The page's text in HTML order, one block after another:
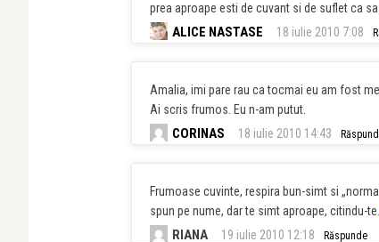
prea aproape esti de cuvant si de suflet ca
ALICE NASTASE 18 iulie 2010 7:08
Amalia, imi pare rau ca tocmai eu am fost
Ai scris frumos. Eu n-am putut.
CORINAS 18 iulie 2010 14:43
Frumoase cuvinte, respira bun-simt si
spun pe nume, dar te simt aproape, citindu-te.
RIANA 19 iulie 2010 12:18 Răspunde